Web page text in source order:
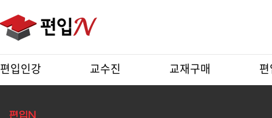
편입인강 교수진 교재구매